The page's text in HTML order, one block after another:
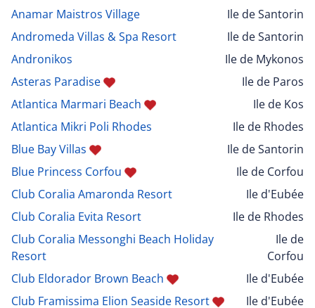
Anamar Maistros Village
Ile de Santorin
Andromeda Villas & Spa Resort
Ile de Santorin
Andronikos
Ile de Mykonos
Asteras Paradise
Ile de Paros
Atlantica Marmari Beach
Ile de Kos
Atlantica Mikri Poli Rhodes
Ile de Rhodes
Blue Bay Villas
Ile de Santorin
Blue Princess Corfou
Ile de Corfou
Club Coralia Amaronda Resort
Ile d'Eubée
Club Coralia Evita Resort
Ile de Rhodes
Club Coralia Messonghi Beach Holiday
Resort
Ile de
Corfou
Club Eldorador Brown Beach
Ile d'Eubée
Club Framissima Elion Seaside Resort
Ile d'Eubée